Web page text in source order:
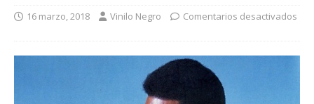
16 marzo, 2018 Vinilo Negro Comentarios desactivados